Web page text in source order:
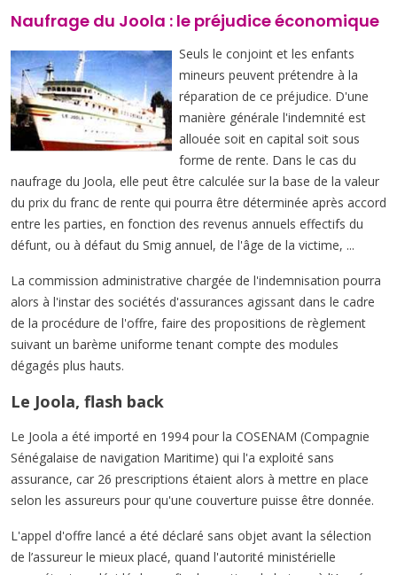
Naufrage du Joola : le préjudice économique
Seuls le conjoint et les enfants
mineurs peuvent prétendre à la
réparation de ce préjudice. D'une
manière générale l'indemnité est
allouée soit en capital soit sous
forme de rente. Dans le cas du
naufrage du Joola, elle peut être calculée sur la base de la valeur
du prix du franc de rente qui pourra être déterminée après accord
entre les parties, en fonction des revenus annuels effectifs du
défunt, ou à défaut du Smig annuel, de l'âge de la victime, ...
La commission administrative chargée de l'indemnisation pourra
alors à l'instar des sociétés d'assurances agissant dans le cadre
de la procédure de l'offre, faire des propositions de règlement
suivant un barème uniforme tenant compte des modules
dégagés plus hauts.
Le Joola, flash back
Le Joola a été importé en 1994 pour la COSENAM (Compagnie
Sénégalaise de navigation Maritime) qui l'a exploité sans
assurance, car 26 prescriptions étaient alors à mettre en place
selon les assureurs pour qu'une couverture puisse être donnée.
L'appel d'offre lancé a été déclaré sans objet avant la sélection
de l’assureur le mieux placé, quand l'autorité ministérielle